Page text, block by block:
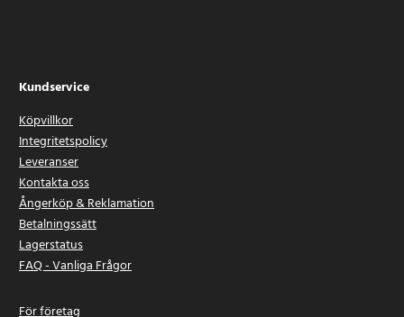
Kundservice
Köpvillkor
Integritetspolicy
Leveranser
Kontakta oss
Ångerköp & Reklamation
Betalningssätt
Lagerstatus
FAQ - Vanliga Frågor
För företag